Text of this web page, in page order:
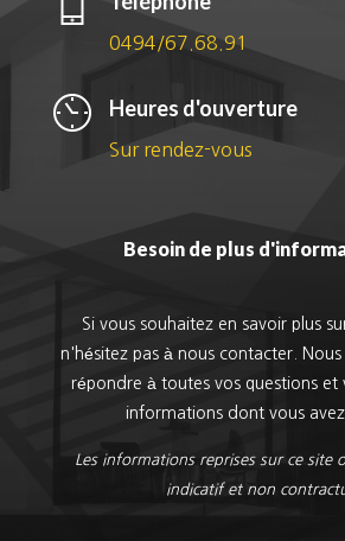
0494/67.68.91
Heures d'ouverture
Sur rendez-vous
Besoin de plus
Si vous souhaitez en savoir plus
n'hésitez pas à nous contacter.
répondre à toutes vos questions et
informations dont vous avez
Les informations reprises sur ce site
indicatif et non